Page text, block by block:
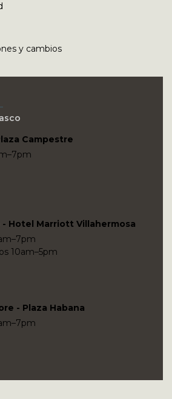
y cambios
Campestre
Hotel Marriott Villahermosa
10am–5pm
- Plaza Habana